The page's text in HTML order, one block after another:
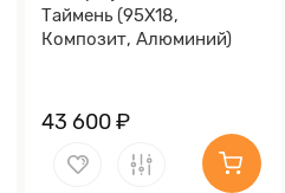
Таймень (95Х18,
Композит, Алюминий)
43 600 ₽